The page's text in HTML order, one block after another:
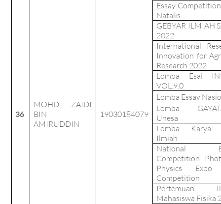
36
MOHD ZAIDI
BIN
AMIRUDDIN
19030184079
Essay
Natalis
GEBYAR ILMIAH
2022
International
Innovation for
Research 2022
Lomba Esai
VOL.9.0
Lomba Essay
Lomba
Unesa
Lomba Karya
Ilmiah
National
Competition
Physics Expo
Competition
Pertemuan
Mahasiswa Fisika